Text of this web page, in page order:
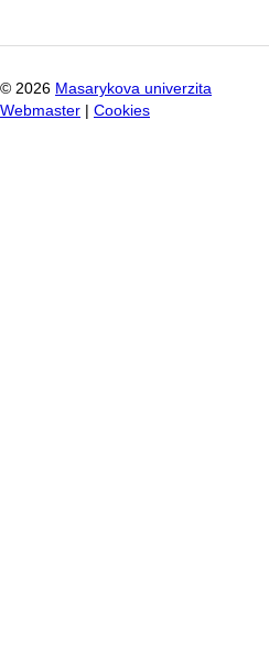
© 2026 Masarykova univerzita
Webmaster
Cookies